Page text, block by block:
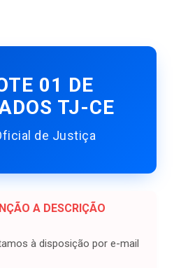
01 DE
TJ-CE
de Justiça
A DESCRIÇÃO
à disposição por e-mail